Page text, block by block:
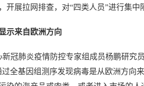
开展拉网排查，对“四类人员”进行集中
来自欧洲方向
肺炎疫情防控专家组成员杨鹏研究
全基因组测序发现病毒是从欧洲方向